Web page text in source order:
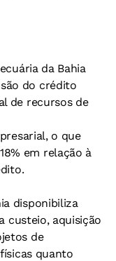
da Bahia
do crédito
de recursos de
o que
em relação à
disponibiliza
custeio, aquisição
de
quanto